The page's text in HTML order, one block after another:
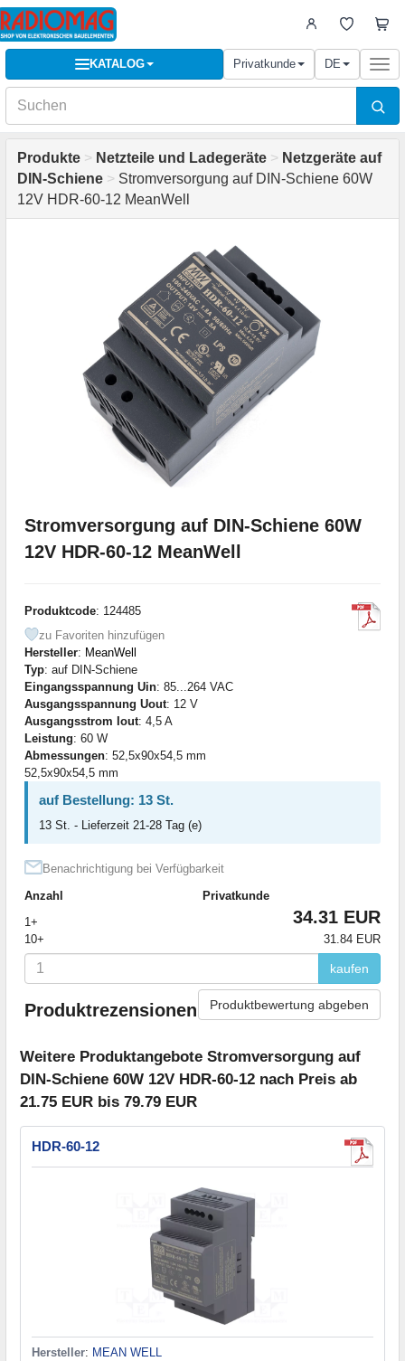
KATALOG Privatkunde DE
Produkte > Netzteile und Ladegeräte > Netzgeräte auf
DIN-Schiene > Stromversorgung auf DIN-Schiene 60W
12V HDR-60-12 MeanWell
Stromversorgung auf DIN-Schiene 60W
12V HDR-60-12 MeanWell
Produktcode: 124485
zu Favoriten hinzufügen
Hersteller: MeanWell
Typ: auf DIN-Schiene
Eingangsspannung Uin: 85...264 VAC
Ausgangsspannung Uout: 12 V
Ausgangsstrom Iout: 4,5 A
Leistung: 60 W
Abmessungen: 52,5x90x54,5 mm
52,5x90x54,5 mm
auf Bestellung: 13 St.
13 St. - Lieferzeit 21-28 Tag (e)
Benachrichtigung bei Verfügbarkeit
Anzahl
Privatkunde
1+
34.31 EUR
10+ 31.84 EUR
kaufen
Produktrezensionen Produktbewertung abgeben
Weitere Produktangebote Stromversorgung auf
DIN-Schiene 60W 12V HDR-60-12 nach Preis ab
21.75 EUR bis 79.79 EUR
HDR-60-12
Hersteller: MEAN WELL